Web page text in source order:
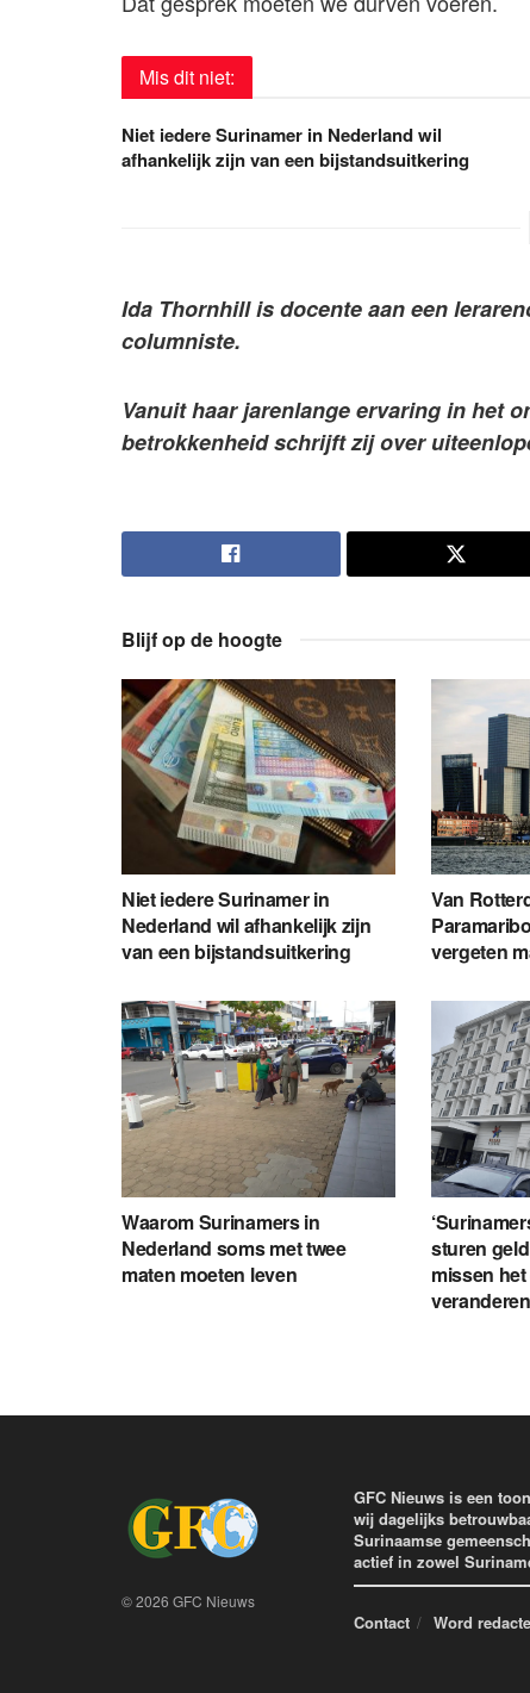
Mis dit niet:
Niet iedere Surinamer in Nederland wil
afhankelijk zijn van een bijstandsuitkering
Ida Thornhill is docente aan een
columniste.
Vanuit haar jarenlange ervaring in het
betrokkenheid schrijft zij over
Blijf op de hoogte
Niet iedere Surinamer in
Nederland wil afhankelijk zijn
van een bijstandsuitkering
Van
vergeten
Waarom Surinamers in
Nederland soms met twee
maten moeten leven
sturen
missen
© 2026 GFC Nieuws
GFC Nieuws is een
wij dagelijks
Surinaamse
actief in zowel
Contact Word